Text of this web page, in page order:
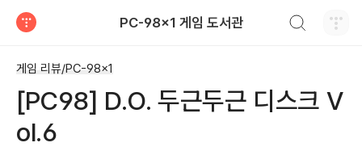
PC-98x1 게임 도서관
게임 리뷰/PC-98x1
[PC98] D.O. 두근두근 디스크 V
ol.6